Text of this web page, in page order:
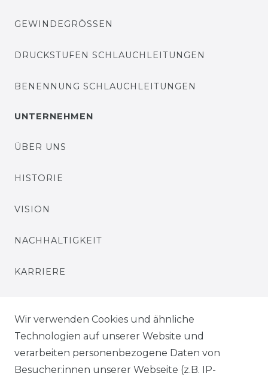
GEWINDEGRÖSSEN
DRUCKSTUFEN SCHLAUCHLEITUNGEN
BENENNUNG SCHLAUCHLEITUNGEN
UNTERNEHMEN
ÜBER UNS
HISTORIE
VISION
NACHHALTIGKEIT
KARRIERE
BLOG
VORTEILE
Wir verwenden Cookies und ähnliche
Technologien auf unserer Website und
verarbeiten personenbezogene Daten von
Besucher:innen unserer Webseite (z.B. IP-